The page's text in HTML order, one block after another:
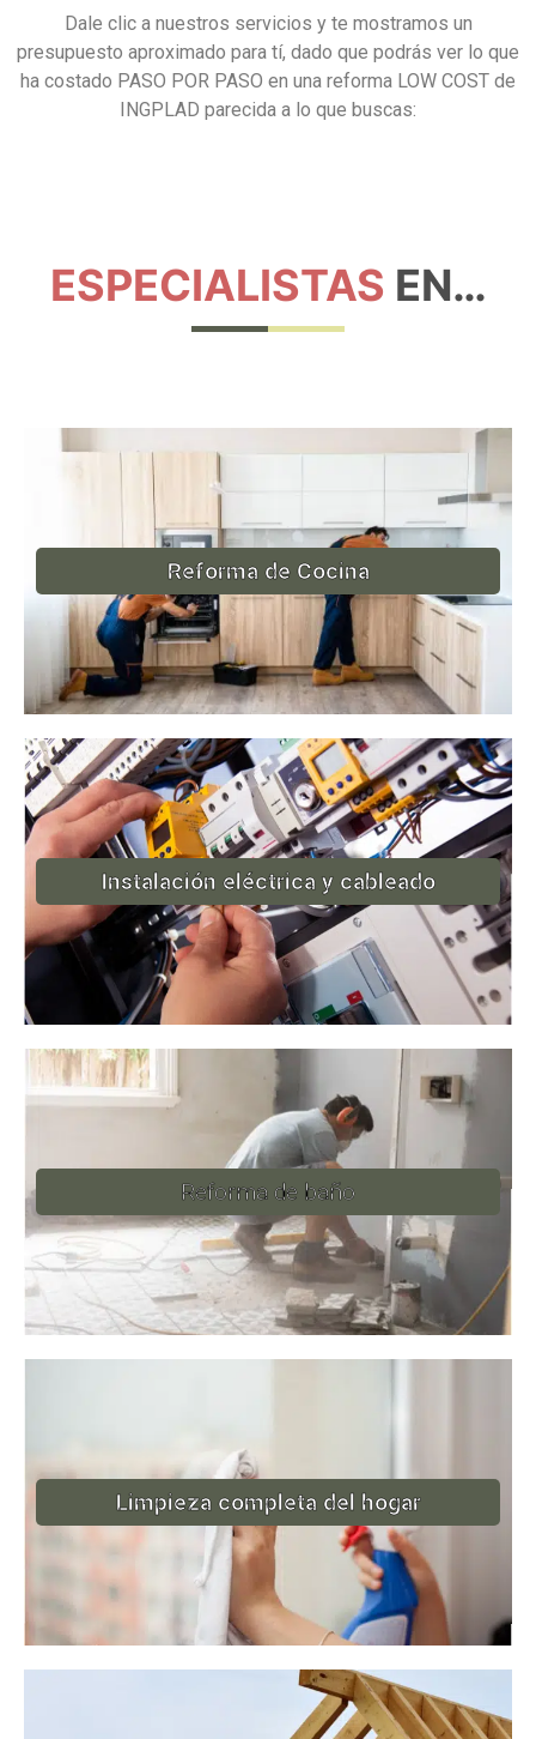
Dale clic a nuestros servicios y te mostramos un
presupuesto aproximado para tí, dado que podrás ver lo que
ha costado PASO POR PASO en una reforma LOW COST de
INGPLAD parecida a lo que buscas:
ESPECIALISTAS EN…
Reforma de Cocina
Instalación eléctrica y cableado
Reforma de baño
Limpieza completa del hogar